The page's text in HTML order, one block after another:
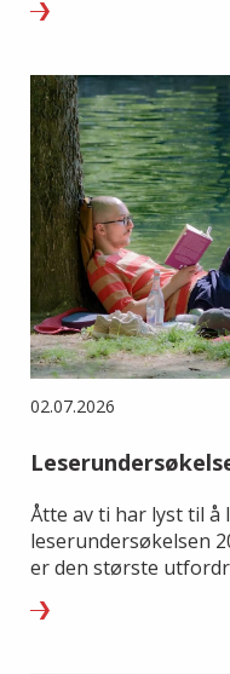
02.07.2026
Åtte av ti har lyst til å
leserundersøkelsen
er den største